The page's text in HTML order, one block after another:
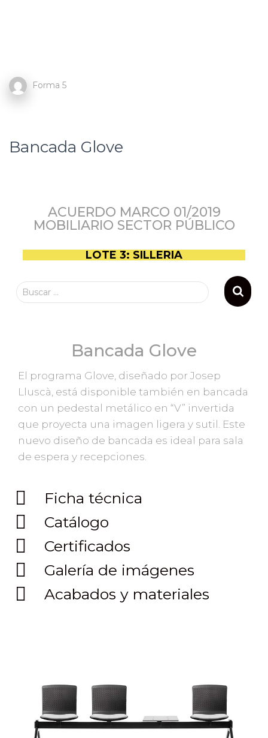
Forma 5
Bancada Glove
ACUERDO MARCO 01/2019
MOBILIARIO SECTOR PÚBLICO
LOTE 3: SILLERIA
Buscar …
Bancada Glove
El programa Glove, diseñado por Josep
Lluscà, está disponible también en bancada
con un pedestal metálico en “V” invertida
que proyecta una imagen ligera y sutil. Este
nuevo diseño de bancada es ideal para sala
de espera y recepciones.
Ficha técnica
Catálogo
Certificados
Galería de imágenes
Acabados y materiales